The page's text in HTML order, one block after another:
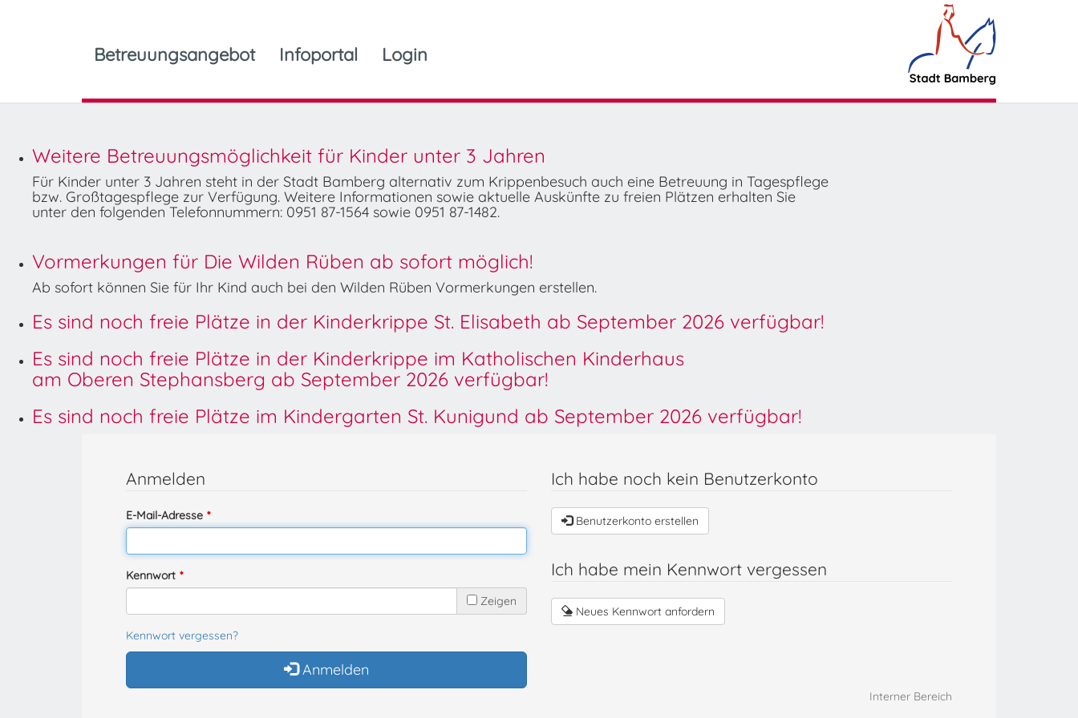
Betreuungsangebot Infoportal Login
Weitere Betreuungsmöglichkeit für Kinder unter 3 Jahren
Für Kinder unter 3 Jahren steht in der Stadt Bamberg alternativ zum Krippenbesuch auch eine Betreuung in Tagespflege
bzw. Großtagespflege zur Verfügung. Weitere Informationen sowie aktuelle Auskünfte zu freien Plätzen erhalten Sie
unter den folgenden Telefonnummern: 0951 87-1564 sowie 0951 87-1482.
Vormerkungen für Die Wilden Rüben ab sofort möglich!
Ab sofort können Sie für Ihr Kind auch bei den Wilden Rüben Vormerkungen erstellen.
Es sind noch freie Plätze in der Kinderkrippe St. Elisabeth ab September 2026 verfügbar!
Es sind noch freie Plätze in der Kinderkrippe im Katholischen Kinderhaus
am Oberen Stephansberg ab September 2026 verfügbar!
Es sind noch freie Plätze im Kindergarten St. Kunigund ab September 2026 verfügbar!
Anmelden
E-Mail-Adresse
Kennwort
Zeigen
Kennwort vergessen?
Anmelden
Ich habe noch kein Benutzerkonto
Benutzerkonto erstellen
Ich habe mein Kennwort vergessen
Neues Kennwort anfordern
Interner Bereich